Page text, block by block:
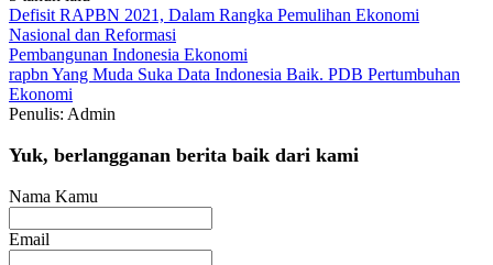
Defisit RAPBN 2021, Dalam Rangka Pemulihan Ekonomi
Nasional dan Reformasi
Pembangunan Indonesia Ekonomi
rapbn Yang Muda Suka Data Indonesia Baik. PDB Pertumbuhan
Ekonomi
Penulis: Admin
Yuk, berlangganan berita baik dari kami
Nama Kamu
Email